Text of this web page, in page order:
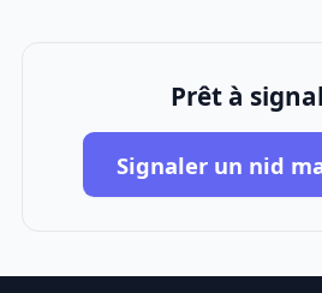
Prêt à
Signaler un nid